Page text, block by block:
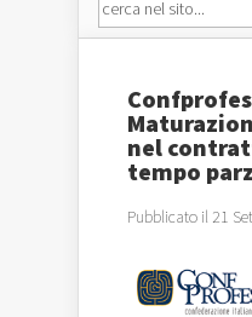
nel
tempo
Pubblicato il 21